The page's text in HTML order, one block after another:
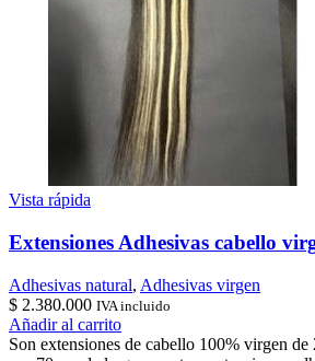
Vista rápida
Extensiones Adhesivas cabello
Adhesivas natural, Adhesivas virgen
$ 2.380.000 IVA incluido
Añadir al carrito
Son extensiones de cabello 100% virgen